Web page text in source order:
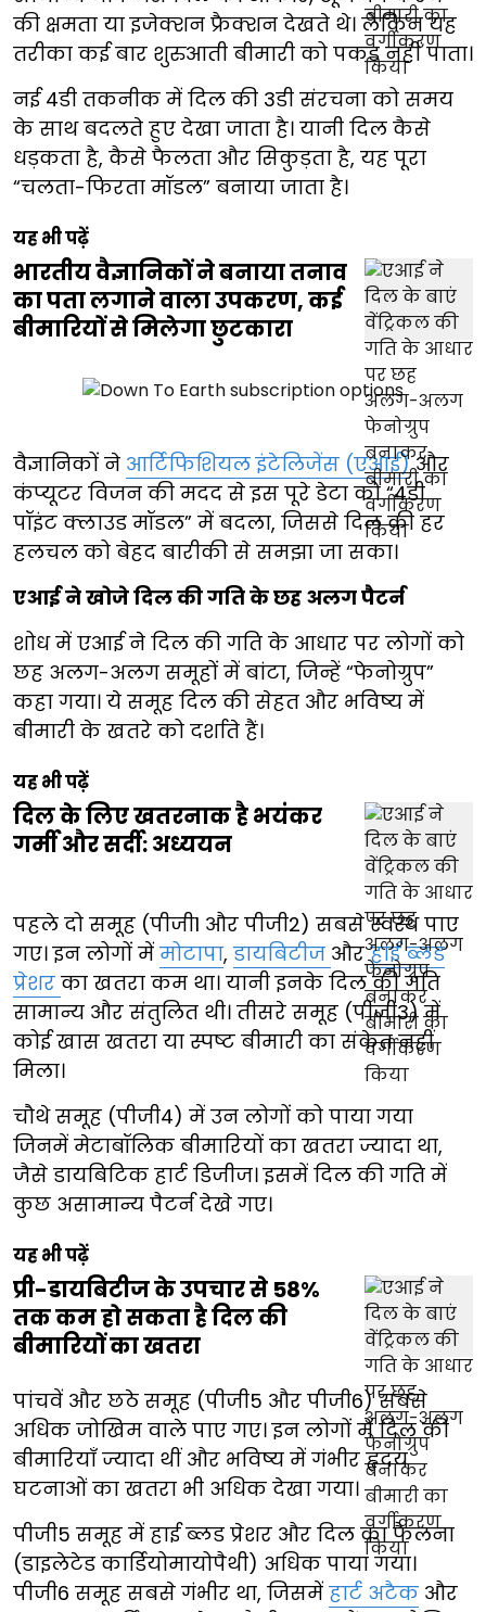
की क्षमता या इजेक्शन फ्रैक्शन देखते थे। लेकिन यह
तरीका कई बार शुरुआती बीमारी को पकड़ नहीं पाता।
नई 4डी तकनीक में दिल की 3डी संरचना को समय
के साथ बदलते हुए देखा जाता है। यानी दिल कैसे
धड़कता है, कैसे फैलता और सिकुड़ता है, यह पूरा
“चलता-फिरता मॉडल” बनाया जाता है।
यह भी पढ़ें
भारतीय वैज्ञानिकों ने बनाया तनाव
का पता लगाने वाला उपकरण, कई
बीमारियों से मिलेगा छुटकारा
वैज्ञानिकों ने आर्टिफिशियल इंटेलिजेंस (एआई)और
कंप्यूटर विजन की मदद से इस पूरे डेटा को “4डी
पॉइंट क्लाउड मॉडल” में बदला, जिससे दिल की हर
हलचल को बेहद बारीकी से समझा जा सका।
एआई ने खोजे दिल की गति के छह अलग पैटर्न
शोध में एआई ने दिल की गति के आधार पर लोगों को
छह अलग-अलग समूहों में बांटा, जिन्हें “फेनोग्रुप”
कहा गया। ये समूह दिल की सेहत और भविष्य में
बीमारी के खतरे को दर्शाते हैं।
यह भी पढ़ें
दिल के लिए खतरनाक है भयंकर
गर्मी और सर्दी: अध्ययन
पहले दो समूह (पीजी1 और पीजी2) सबसे स्वस्थ पाए
गए। इन लोगों में मोटापा, डायबिटीज औरहाई ब्लड
प्रेशर का खतरा कम था। यानी इनके दिल की गति
सामान्य और संतुलित थी। तीसरे समूह (पीजी3) में
कोई खास खतरा या स्पष्ट बीमारी का संकेत नहीं
मिला।
चौथे समूह (पीजी4) में उन लोगों को पाया गया
जिनमें मेटाबॉलिक बीमारियों का खतरा ज्यादा था,
जैसे डायबिटिक हार्ट डिजीज। इसमें दिल की गति में
कुछ असामान्य पैटर्न देखे गए।
यह भी पढ़ें
प्री-डायबिटीज के उपचार से 58%
तक कम हो सकता है दिल की
बीमारियों का खतरा
पांचवें और छठे समूह (पीजी5 और पीजी6) सबसे
अधिक जोखिम वाले पाए गए। इन लोगों में दिल की
बीमारियाँ ज्यादा थीं और भविष्य में गंभीर हृदय
घटनाओं का खतरा भी अधिक देखा गया।
पीजी5 समूह में हाई ब्लड प्रेशर और दिल का फैलना
(डाइलेटेड कार्डियोमायोपैथी) अधिक पाया गया।
पीजी6 समूह सबसे गंभीर था, जिसमें हार्ट अटैक और